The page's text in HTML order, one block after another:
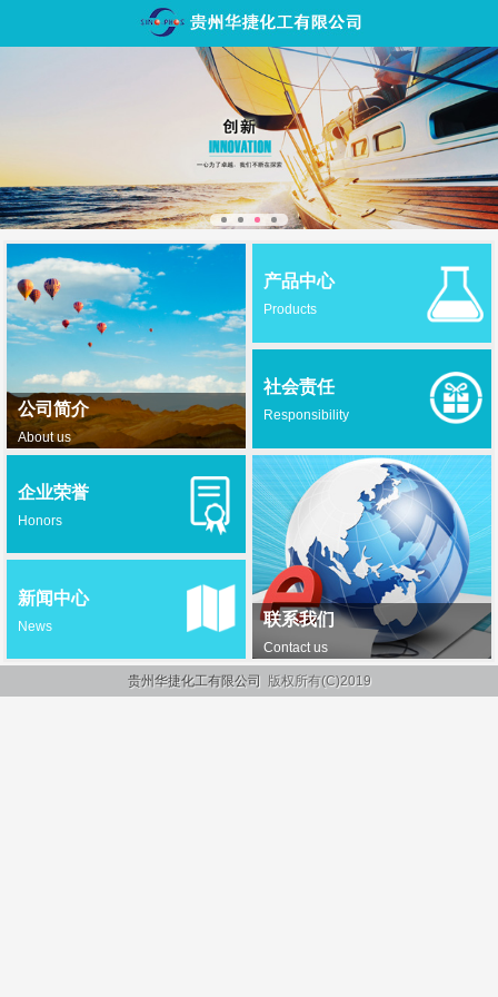
公司简介
About us
产品中心
Products
社会责任
Responsibility
联系我们
Contact us
企业荣誉
Honors
新闻中心
News
贵州华捷化工有限公司 版权所有(C)2019